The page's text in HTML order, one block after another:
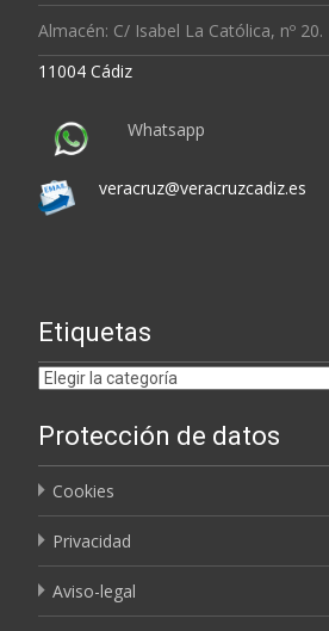
Almacén: C/ Isabel La Católica, nº 20.
11004 Cádiz
Whatsapp
veracruz@veracruzcadiz.es
Etiquetas
Etiquetas
Protección de datos
Cookies
Privacidad
Aviso-legal